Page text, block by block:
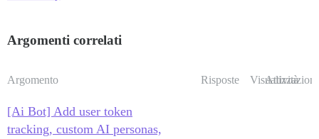
Argomenti correlati
Argomento Risposte Visualizzazioni
Attività
[Ai Bot] Add user token
tracking, custom AI personas,